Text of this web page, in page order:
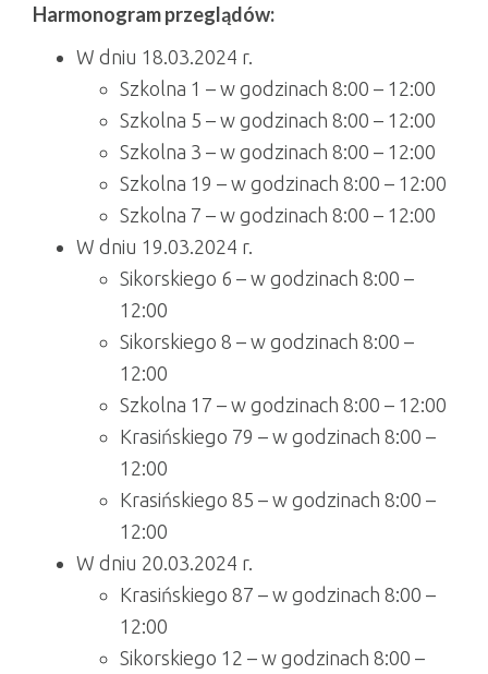
Harmonogram przeglądów:
W dniu 18.03.2024 r.
Szkolna 1 – w godzinach 8:00 – 12:00
Szkolna 5 – w godzinach 8:00 – 12:00
Szkolna 3 – w godzinach 8:00 – 12:00
Szkolna 19 – w godzinach 8:00 – 12:00
Szkolna 7 – w godzinach 8:00 – 12:00
W dniu 19.03.2024 r.
Sikorskiego 6 – w godzinach 8:00 –
12:00
Sikorskiego 8 – w godzinach 8:00 –
12:00
Szkolna 17 – w godzinach 8:00 – 12:00
Krasińskiego 79 – w godzinach 8:00 –
12:00
Krasińskiego 85 – w godzinach 8:00 –
12:00
W dniu 20.03.2024 r.
Krasińskiego 87 – w godzinach 8:00 –
12:00
Sikorskiego 12 – w godzinach 8:00 –